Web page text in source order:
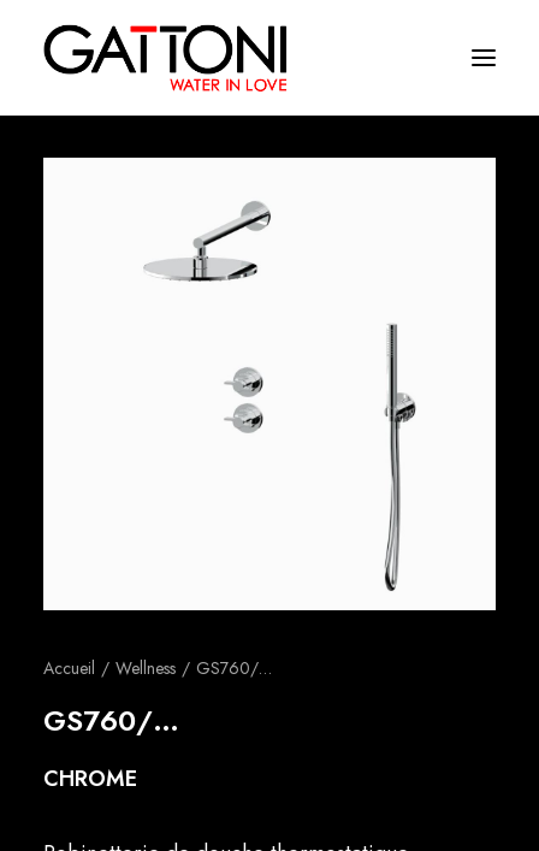
Environnements
Accueil Wellness GS760/…
GS760/…
CHROME